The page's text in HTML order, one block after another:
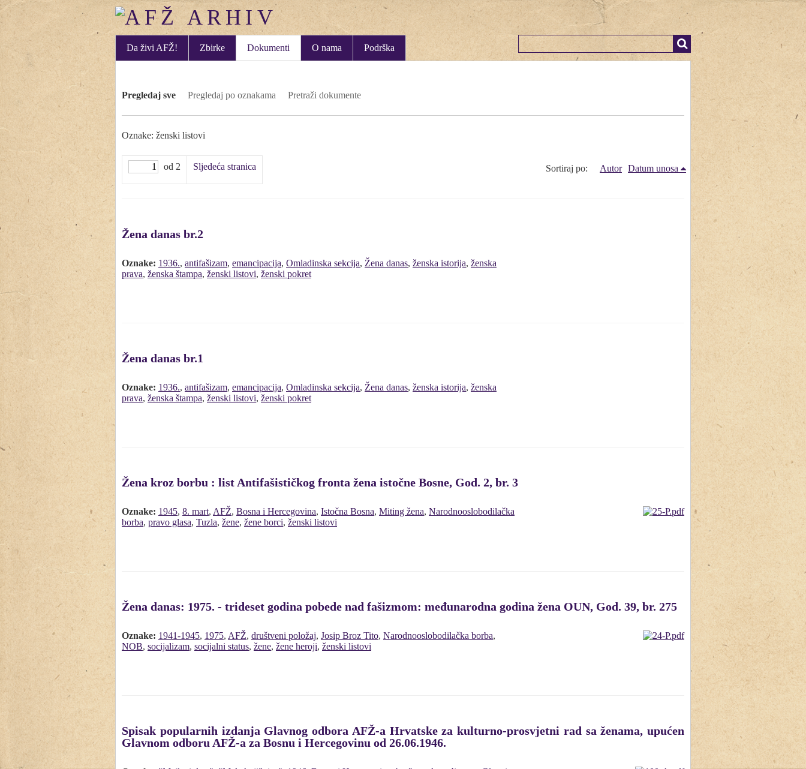
Da živi AFŽ! Zbirke Dokumenti O nama Podrška
Pregledaj sve Pregledaj po oznakama Pretraži dokumente
Oznake: ženski listovi
od 2 Sljedeća stranica Sortiraj po: Autor Datum unosa
Žena danas br.2
Oznake: 1936., antifašizam, emancipacija, Omladinska sekcija, Žena danas, ženska istorija, ženska
prava, ženska štampa, ženski listovi, ženski pokret
Žena danas br.1
Oznake: 1936., antifašizam, emancipacija, Omladinska sekcija, Žena danas, ženska istorija, ženska
prava, ženska štampa, ženski listovi, ženski pokret
Žena kroz borbu : list Antifašističkog fronta žena istočne Bosne, God. 2, br. 3
Oznake: 1945, 8. mart, AFŽ, Bosna i Hercegovina, Istočna Bosna, Miting žena, Narodnooslobodilačka
borba, pravo glasa, Tuzla, žene, žene borci, ženski listovi
Žena danas: 1975. - trideset godina pobede nad fašizmom: međunarodna godina žena OUN, God. 39, br. 275
Oznake: 1941-1945, 1975, AFŽ, društveni položaj, Josip Broz Tito, Narodnooslobodilačka borba,
NOB, socijalizam, socijalni status, žene, žene heroji, ženski listovi
Spisak popularnih izdanja Glavnog odbora AFŽ-a Hrvatske za kulturno-prosvjetni rad sa ženama, upućen
Glavnom odboru AFŽ-a za Bosnu i Hercegovinu od 26.06.1946.